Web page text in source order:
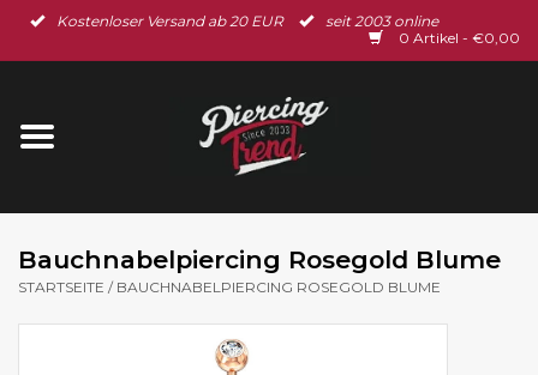
Kostenloser Versand ab 20 EUR
seit 2003 online
0 Artikel - €0,00
Startseite
Ohrschmuck
Bauchnabelpiercing Rosegold Blume
STARTSEITE / BAUCHNABELPIERCING ROSEGOLD BLUME